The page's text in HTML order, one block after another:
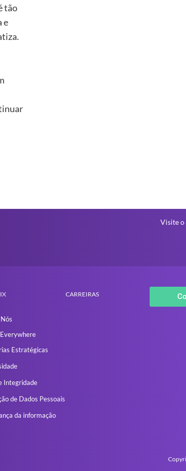
tão
e
Visite o
Estratégicas
Integridade
de Dados Pessoais
da informação
CARREIRAS